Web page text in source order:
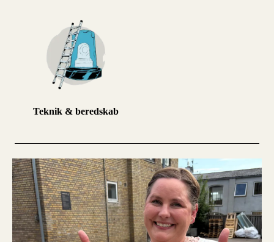
Teknik & beredskab